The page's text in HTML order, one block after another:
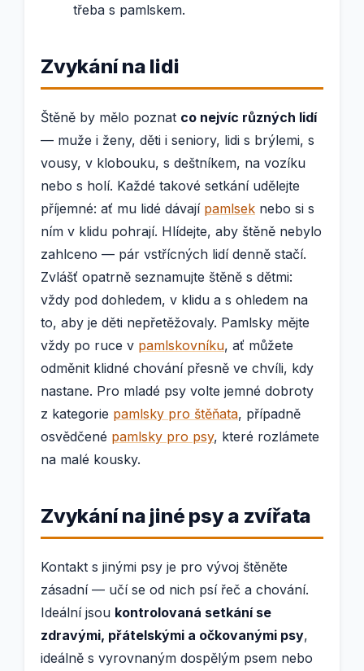
třeba s pamlskem.
Zvykání na lidi
Štěně by mělo poznat co nejvíc různých lidí
— muže i ženy, děti i seniory, lidi s brýlemi, s
vousy, v klobouku, s deštníkem, na vozíku
nebo s holí. Každé takové setkání udělejte
příjemné: ať mu lidé dávají pamlsek nebo si s
ním v klidu pohrají. Hlídejte, aby štěně nebylo
zahlceno — pár vstřícných lidí denně stačí.
Zvlášť opatrně seznamujte štěně s dětmi:
vždy pod dohledem, v klidu a s ohledem na
to, aby je děti nepřetěžovaly. Pamlsky mějte
vždy po ruce v pamlskovníku, ať můžete
odměnit klidné chování přesně ve chvíli, kdy
nastane. Pro mladé psy volte jemné dobroty
z kategorie pamlsky pro štěňata, případně
osvědčené pamlsky pro psy, které rozlámete
na malé kousky.
Zvykání na jiné psy a zvířata
Kontakt s jinými psy je pro vývoj štěněte
zásadní — učí se od nich psí řeč a chování.
Ideální jsou kontrolovaná setkání se
zdravými, přátelskými a očkovanými psy,
ideálně s vyrovnaným dospělým psem nebo